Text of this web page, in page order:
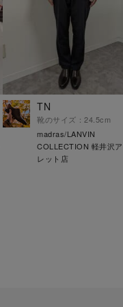
TN
靴のサイズ：24.5cm
madras/LANVIN
COLLECTION 軽井沢
レット店